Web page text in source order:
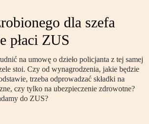
dla szefa
płaci ZUS
na umowę o dzieło policjanta z tej samej
stoi. Czy od wynagrodzenia, jakie będzie
trzeba odprowadzać składki na
czy tylko na ubezpieczenie zdrowotne?
do ZUS?